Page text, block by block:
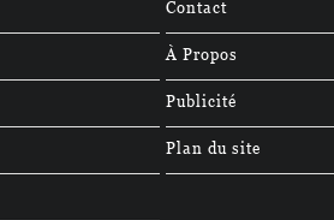
Contact
À Propos
Publicité
Plan du site